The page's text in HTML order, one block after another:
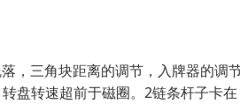
，三角块距离的调节，入牌器的调
盘转速超前于磁圈。2链条杆子卡在